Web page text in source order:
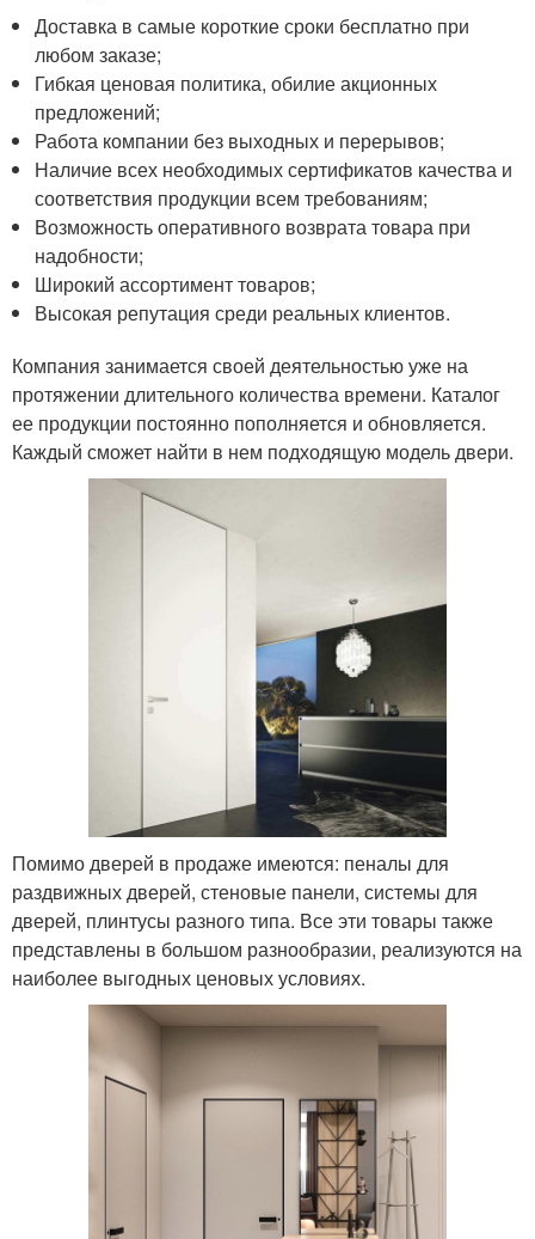
Доставка в самые короткие сроки бесплатно при
любом заказе;
Гибкая ценовая политика, обилие акционных
предложений;
Работа компании без выходных и перерывов;
Наличие всех необходимых сертификатов качества и
соответствия продукции всем требованиям;
Возможность оперативного возврата товара при
надобности;
Широкий ассортимент товаров;
Высокая репутация среди реальных клиентов.
Компания занимается своей деятельностью уже на
протяжении длительного количества времени. Каталог
ее продукции постоянно пополняется и обновляется.
Каждый сможет найти в нем подходящую модель двери.
Помимо дверей в продаже имеются: пеналы для
раздвижных дверей, стеновые панели, системы для
дверей, плинтусы разного типа. Все эти товары также
представлены в большом разнообразии, реализуются на
наиболее выгодных ценовых условиях.